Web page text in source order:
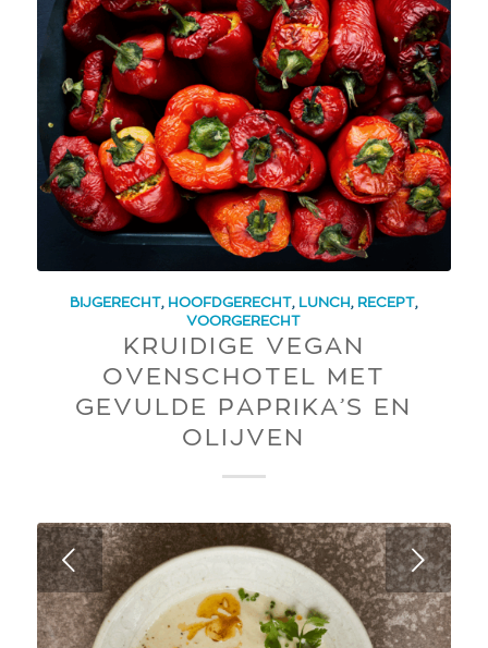
BIJGERECHT, HOOFDGERECHT, LUNCH , RECEPT,
VOORGERECHT
KRUIDIGE VEGAN
OVENSCHOTEL MET
GEVULDE PAPRIKA’S EN
OLIJVEN
Next